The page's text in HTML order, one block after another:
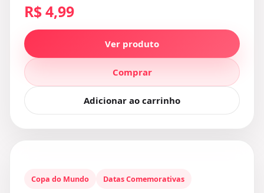
R$ 4,99
Ver produto
Comprar
Adicionar ao carrinho
Copa do Mundo Datas Comemorativas